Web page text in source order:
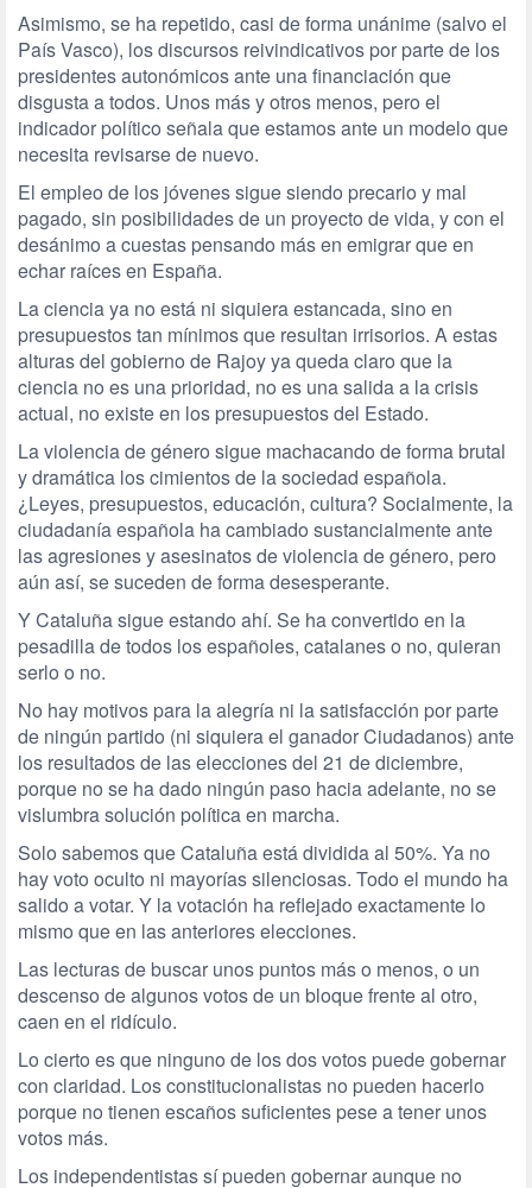
Asimismo, se ha repetido, casi de forma unánime (salvo el
País Vasco), los discursos reivindicativos por parte de los
presidentes autonómicos ante una financiación que
disgusta a todos. Unos más y otros menos, pero el
indicador político señala que estamos ante un modelo que
necesita revisarse de nuevo.
El empleo de los jóvenes sigue siendo precario y mal
pagado, sin posibilidades de un proyecto de vida, y con el
desánimo a cuestas pensando más en emigrar que en
echar raíces en España.
La ciencia ya no está ni siquiera estancada, sino en
presupuestos tan mínimos que resultan irrisorios. A estas
alturas del gobierno de Rajoy ya queda claro que la
ciencia no es una prioridad, no es una salida a la crisis
actual, no existe en los presupuestos del Estado.
La violencia de género sigue machacando de forma brutal
y dramática los cimientos de la sociedad española.
¿Leyes, presupuestos, educación, cultura? Socialmente, la
ciudadanía española ha cambiado sustancialmente ante
las agresiones y asesinatos de violencia de género, pero
aún así, se suceden de forma desesperante.
Y Cataluña sigue estando ahí. Se ha convertido en la
pesadilla de todos los españoles, catalanes o no, quieran
serlo o no.
No hay motivos para la alegría ni la satisfacción por parte
de ningún partido (ni siquiera el ganador Ciudadanos) ante
los resultados de las elecciones del 21 de diciembre,
porque no se ha dado ningún paso hacia adelante, no se
vislumbra solución política en marcha.
Solo sabemos que Cataluña está dividida al 50%. Ya no
hay voto oculto ni mayorías silenciosas. Todo el mundo ha
salido a votar. Y la votación ha reflejado exactamente lo
mismo que en las anteriores elecciones.
Las lecturas de buscar unos puntos más o menos, o un
descenso de algunos votos de un bloque frente al otro,
caen en el ridículo.
Lo cierto es que ninguno de los dos votos puede gobernar
con claridad. Los constitucionalistas no pueden hacerlo
porque no tienen escaños suficientes pese a tener unos
votos más.
Los independentistas sí pueden gobernar aunque no